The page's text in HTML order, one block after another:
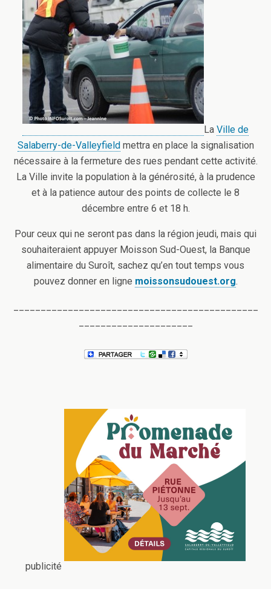
La Ville de
Salaberry-de-Valleyfield mettra en place la signalisation
nécessaire à la fermeture des rues pendant cette activité.
La Ville invite la population à la générosité, à la prudence
et à la patience autour des points de collecte le 8
décembre entre 6 et 18 h.
Pour ceux qui ne seront pas dans la région jeudi, mais qui
souhaiteraient appuyer Moisson Sud-Ouest, la Banque
alimentaire du Suroît, sachez qu’en tout temps vous
pouvez donner en ligne moissonsudouest.org.
publicité